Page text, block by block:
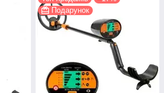
Подарунок